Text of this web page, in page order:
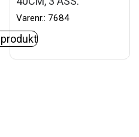
Varenr.: 7684